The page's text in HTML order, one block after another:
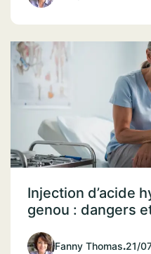
Injection d’acide
genou : dangers
Fanny Thomas.21/